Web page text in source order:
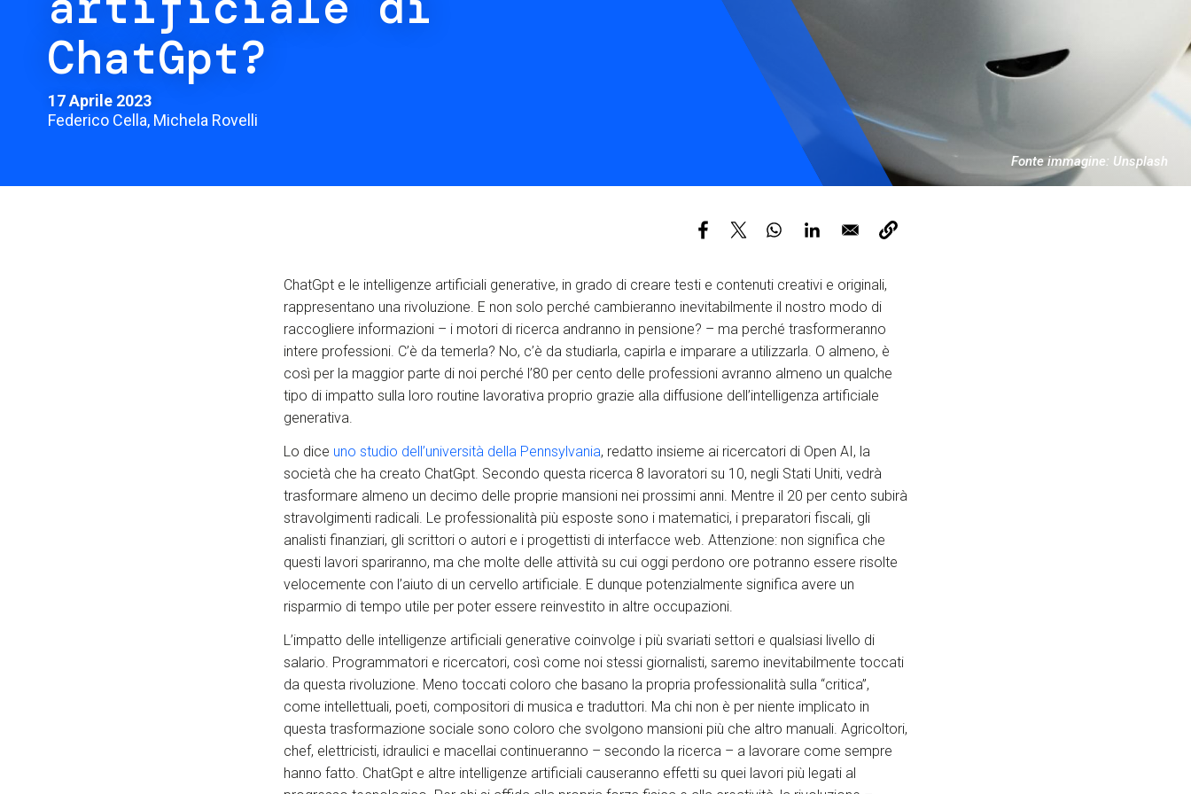
Servizi e accessibilità
Contatti
ChatGpt?
17 Aprile 2023
Federico Cella, Michela Rovelli
Fonte immagine: Unsplash
ChatGpt e le intelligenze artificiali generative, in grado di creare testi e contenuti creativi e originali,
rappresentano una rivoluzione. E non solo perché cambieranno inevitabilmente il nostro modo di
raccogliere informazioni – i motori di ricerca andranno in pensione? – ma perché trasformeranno
intere professioni. C’è da temerla? No, c’è da studiarla, capirla e imparare a utilizzarla. O almeno, è
così per la maggior parte di noi perché l’80 per cento delle professioni avranno almeno un qualche
tipo di impatto sulla loro routine lavorativa proprio grazie alla diffusione dell’intelligenza artificiale
generativa.
Lo dice uno studio dell’università della Pennsylvania, redatto insieme ai ricercatori di Open AI, la
società che ha creato ChatGpt. Secondo questa ricerca 8 lavoratori su 10, negli Stati Uniti, vedrà
trasformare almeno un decimo delle proprie mansioni nei prossimi anni. Mentre il 20 per cento subirà
stravolgimenti radicali. Le professionalità più esposte sono i matematici, i preparatori fiscali, gli
analisti finanziari, gli scrittori o autori e i progettisti di interfacce web. Attenzione: non significa che
questi lavori spariranno, ma che molte delle attività su cui oggi perdono ore potranno essere risolte
velocemente con l’aiuto di un cervello artificiale. E dunque potenzialmente significa avere un
risparmio di tempo utile per poter essere reinvestito in altre occupazioni.
L’impatto delle intelligenze artificiali generative coinvolge i più svariati settori e qualsiasi livello di
salario. Programmatori e ricercatori, così come noi stessi giornalisti, saremo inevitabilmente toccati
da questa rivoluzione. Meno toccati coloro che basano la propria professionalità sulla “critica”,
come intellettuali, poeti, compositori di musica e traduttori. Ma chi non è per niente implicato in
questa trasformazione sociale sono coloro che svolgono mansioni più che altro manuali. Agricoltori,
chef, elettricisti, idraulici e macellai continueranno – secondo la ricerca – a lavorare come sempre
hanno fatto. ChatGpt e altre intelligenze artificiali causeranno effetti su quei lavori più legati al